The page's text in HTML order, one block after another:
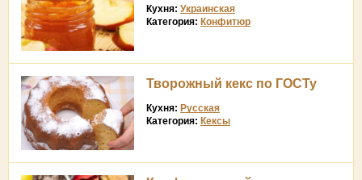
Кухня: Украинская
Категория: Конфитюр
Творожный кекс по ГОСТу
Кухня: Русская
Категория: Кексы